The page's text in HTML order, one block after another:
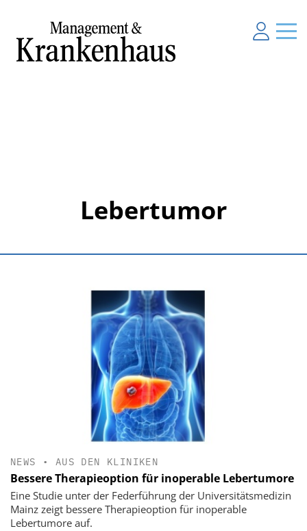
Lebertumor
NEWS • AUS DEN KLINIKEN
Bessere Therapieoption für inoperable Lebertumore
Eine Studie unter der Federführung der Universitätsmedizin
Mainz zeigt bessere Therapieoption für inoperable
Lebertumore auf.